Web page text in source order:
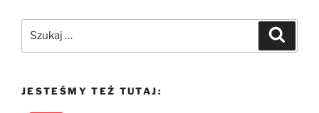
JESTEŚMY TEŻ TUTAJ: